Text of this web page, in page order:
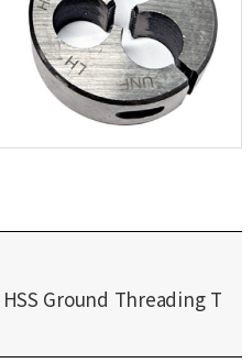
HSS Ground Threading T